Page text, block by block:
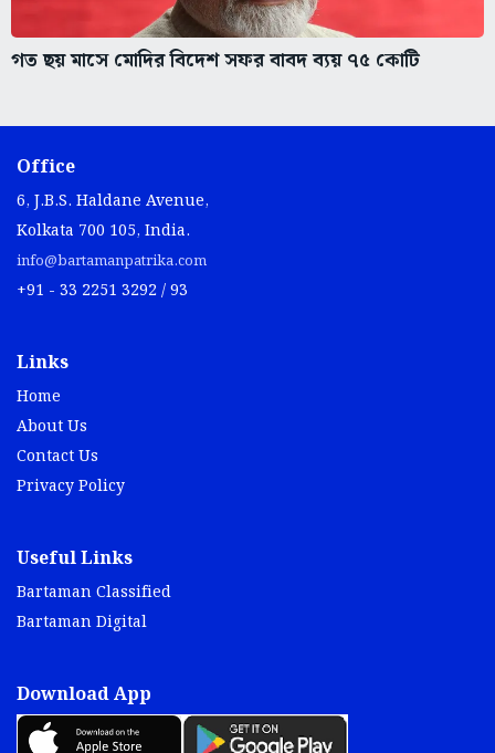
গত ছয় মাসে মোদির বিদেশ সফর বাবদ ব্যয় ৭৫ কোটি
Office
6, J.B.S. Haldane Avenue,
Kolkata 700 105, India.
info@bartamanpatrika.com
+91 - 33 2251 3292 / 93
Links
Home
About Us
Contact Us
Privacy Policy
Useful Links
Bartaman Classified
Bartaman Digital
Download App